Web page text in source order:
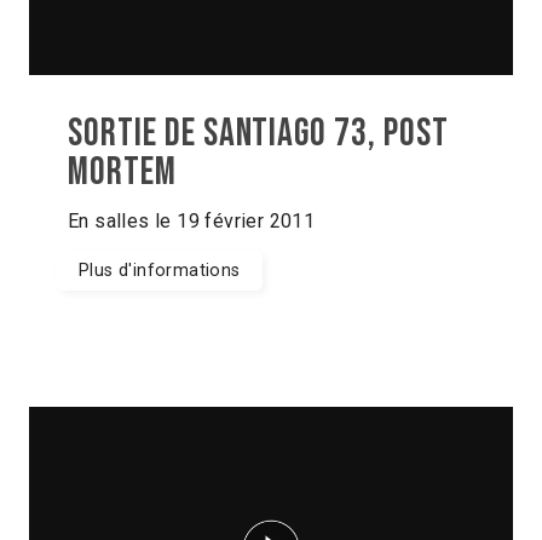
Sortie de SANTIAGO 73, POST
MORTEM
En salles le 19 février 2011
Plus d'informations